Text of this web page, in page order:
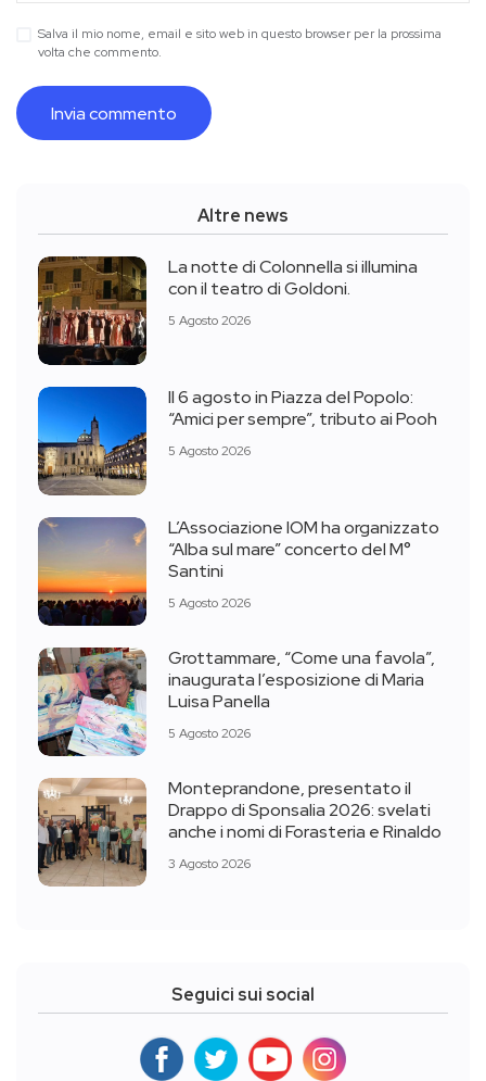
Salva il mio nome, email e sito web in questo browser per la prossima
volta che commento.
Altre news
La notte di Colonnella si illumina
con il teatro di Goldoni.
5 Agosto 2026
Il 6 agosto in Piazza del Popolo:
“Amici per sempre”, tributo ai Pooh
5 Agosto 2026
L’Associazione IOM ha organizzato
“Alba sul mare” concerto del M°
Santini
5 Agosto 2026
Grottammare, “Come una favola”,
inaugurata l’esposizione di Maria
Luisa Panella
5 Agosto 2026
Monteprandone, presentato il
Drappo di Sponsalia 2026: svelati
anche i nomi di Forasteria e Rinaldo
3 Agosto 2026
Seguici sui social